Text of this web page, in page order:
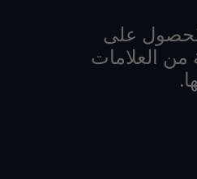
على
العلامات